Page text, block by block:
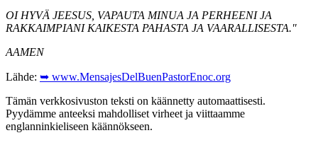
OI HYVÄ JEESUS, VAPAUTA MINUA JA PERHEENI JA
RAKKAIMPIANI KAIKESTA PAHASTA JA VAARALLISESTA."
AAMEN
Lähde: ➥ www.MensajesDelBuenPastorEnoc.org
Tämän verkkosivuston teksti on käännetty automaattisesti.
Pyydämme anteeksi mahdolliset virheet ja viittaamme
englanninkieliseen käännökseen.